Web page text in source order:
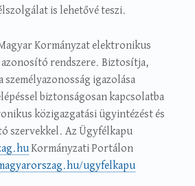
is lehetővé teszi.
Kormányzat elektronikus
rendszere. Biztosítja,
személyazonosság igazolása
biztonságosan kapcsolatba
közigazgatási ügyintézést és
szervekkel. Az Ügyfélkapu
Kormányzati Portálon
ugyfelkapu